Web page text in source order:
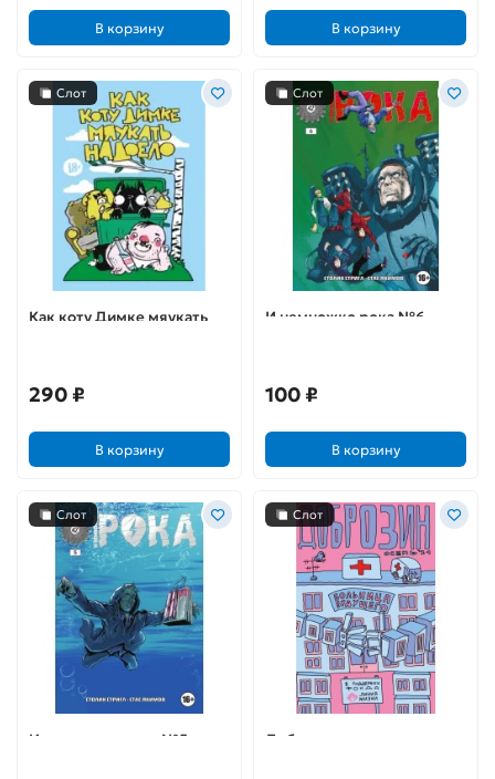
В корзину В корзину
Слот
Как коту Димке мяукать
290 ₽
В корзину
Слот
И немножко рока №6
100 ₽
В корзину
Слот
И немножко рока №5
Слот
Доброзин